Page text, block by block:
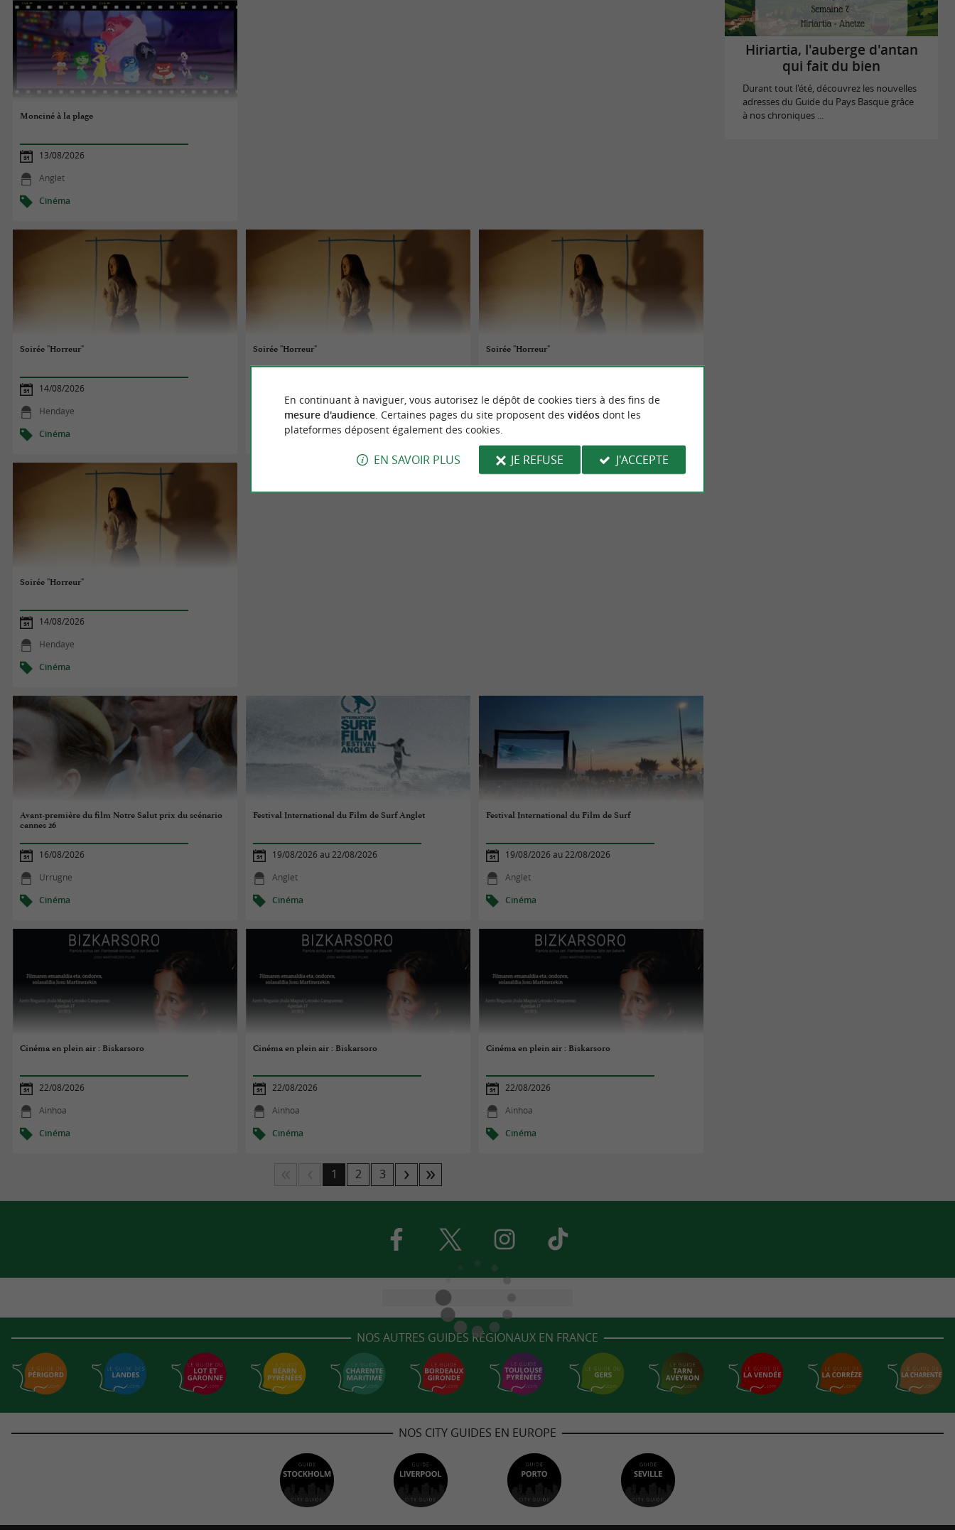
Monciné à la plage
13/08/2026
Anglet
Cinéma
Soirée "Horreur"
14/08/2026
Hendaye
Cinéma
Soirée "Horreur"
Hendaye
Cinéma
Soirée "Horreur"
Hendaye
Soirée "Horreur"
14/08/2026
Hendaye
Cinéma
Avant-première du film Notre Salut prix du scénario
cannes 26
16/08/2026
Urrugne
Cinéma
Festival International du Film de Surf Anglet
19/08/2026 au 22/08/2026
Anglet
Cinéma
Festival International du Film de Surf
19/08/2026 au 22/08/2026
Anglet
Cinéma
Cinéma en plein air : Biskarsoro
22/08/2026
Ainhoa
Cinéma
Cinéma en plein air : Biskarsoro
22/08/2026
Ainhoa
Cinéma
Cinéma en plein air : Biskarsoro
22/08/2026
Ainhoa
Cinéma
1 2 3
Hiriartia, l'auberge d'antan
qui fait du bien
Durant tout l'été, découvrez les nouvelles
adresses du Guide du Pays Basque grâce
à nos chroniques ...
NOS AUTRES GUIDES RÉGIONAUX EN FRANCE
NOS CITY GUIDES EN EUROPE
En continuant à naviguer, vous autorisez le dépôt de cookies tiers à des fins de
mesure d'audience. Certaines pages du site proposent des vidéosdont les
plateformes déposent également des cookies.
EN SAVOIR PLUS JE REFUSE J'ACCEPTE